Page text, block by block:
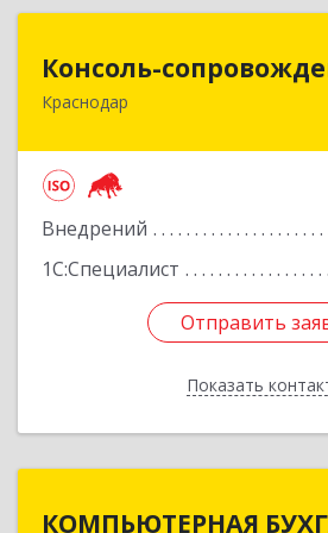
Консоль-
Краснодар
Внедрений
1С:Специалист
Отправить
Показать
350051, Краснодарский
Отправить
Назад
КОМПЬЮТЕРНАЯ